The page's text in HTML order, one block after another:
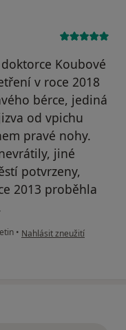
Koubové
v roce 2018
bérce, jediná
od vpichu
pravé nohy.
jiné
potvrzeny,
2013 proběhla
• podle názoru uživatele
Nahlásit zneužití